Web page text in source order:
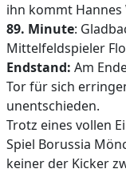
ihn kommt Hannes
89. Minute:
Mittelfeldspieler
Endstand: Am
Tor für sich
unentschieden.
Trotz eines vollen
Spiel Borussia
keiner der Kicker